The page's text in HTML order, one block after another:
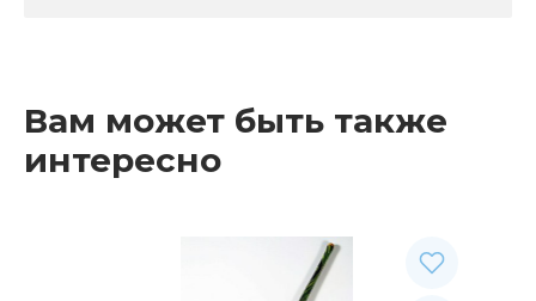
Вам может быть также
интересно